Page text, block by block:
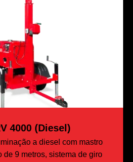
4000 (diesel)
a diesel com mastro
de 9 metros, sistema de giro